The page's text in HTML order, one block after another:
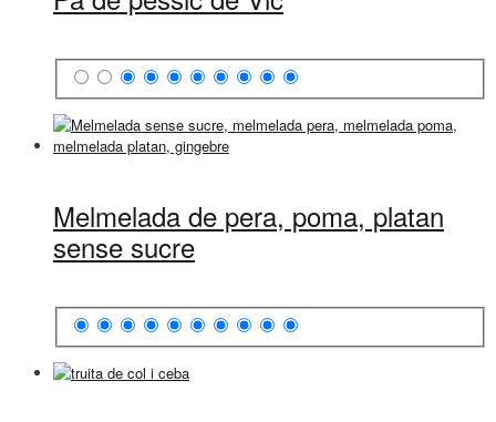
Melmelada de pera, poma, platan
sense sucre